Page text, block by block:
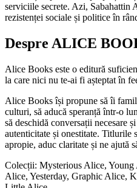
serviciile secrete. Azi, Sabahattin
rezistenței sociale și politice în
Despre ALICE
Alice Books este o editură
la care nici nu te-ai fi așteptat în
Alice Books își propune să îi
culturi, să aducă speranță într-o
să deschidă conversații necesare
autenticitate și onestitate. Titlurile
apropie, aduc claritate și ne ajută
Colecții: Mysterious Alice,
Alice, Yesterday, Graphic Alice,